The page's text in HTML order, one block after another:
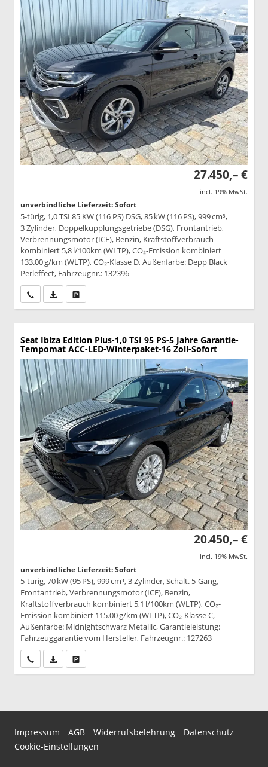
27.450,– €
incl. 19% MwSt.
unverbindliche Lieferzeit: Sofort
5-türig, 1,0 TSI 85 KW (116 PS) DSG, 85 kW (116 PS), 999 cm³,
3 Zylinder, Doppelkupplungsgetriebe (DSG), Frontantrieb,
Verbrennungsmotor (ICE), Benzin, Kraftstoffverbrauch
kombiniert 5,8 l/100km (WLTP), CO₂-Emission kombiniert
133.00 g/km (WLTP), CO₂-Klasse D, Außenfarbe: Depp Black
Perleffect, Fahrzeugnr.: 132396
Wir rufen Sie anPDF-Datei, Fahrzeugexposé drucken
Seat Ibiza Edition Plus-1,0 TSI 95 PS-5 Jahre Garantie-
Tempomat ACC-LED-Winterpaket-16 Zoll-Sofort
20.450,– €
incl. 19% MwSt.
unverbindliche Lieferzeit: Sofort
5-türig, 70 kW (95 PS), 999 cm³, 3 Zylinder, Schalt. 5-Gang,
Frontantrieb, Verbrennungsmotor (ICE), Benzin,
Kraftstoffverbrauch kombiniert 5,1 l/100km (WLTP), CO₂-
Emission kombiniert 115.00 g/km (WLTP), CO₂-Klasse C,
Außenfarbe: Midnightschwarz Metallic, Garantieleistung:
Fahrzeuggarantie vom Hersteller, Fahrzeugnr.: 127263
Wir rufen Sie anPDF-Datei, Fahrzeugexposé drucken
Impressum AGB Widerrufsbelehrung
Datenschutz
Cookie-Einstellungen